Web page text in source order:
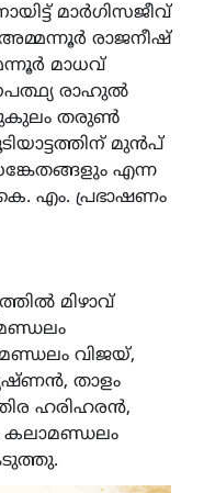
മാർഗിസജീവ്
അമ്മന്നൂർ രാജനീഷ്
മാധവ്
രാഹുൽ
ഗുരുകുലം തരുൺ
മുൻപ്
എന്ന
എം. പ്രഭാഷണം
മിഴാവ്
വിജയ്,
താളം
ഹരിഹരൻ,